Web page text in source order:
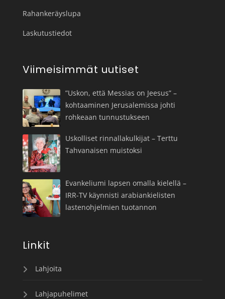
Rahankeräyslupa
Laskutustiedot
Viimeisimmät uutiset
”Uskon, että Messias on Jeesus” –
kohtaaminen Jerusalemissa johti
rohkeaan tunnustukseen
Uskolliset rinnallakulkijat – Terttu
Tahvanaisen muistoksi
Evankeliumi lapsen omalla kielellä –
IRR-TV käynnisti arabiankielisten
lastenohjelmien tuotannon
Linkit
Lahjoita
Lahjapuhelimet